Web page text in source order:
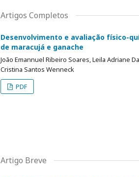
Artigos Completos
Desenvolvimento e avaliação físico-
de maracujá e ganache
João Emannuel Ribeiro Soares, Leila Adriane
Cristina Santos Wenneck
PDF
Artigo Breve